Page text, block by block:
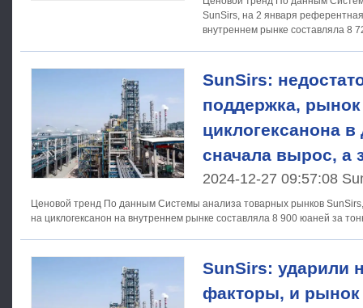
SunSirs, на 2 января
внутреннем рынке составляла 8
SunSirs:
поддержка, рынок
циклогексанона в
сначала вырос, а
2024-12-27 09:57:08
Ценовой тренд По данным Системы анализа товарных рынков SunSirs, 26 декабря рыночная цена
на циклогексанон на внутреннем рынке составляла 8 900 юаней за
SunSirs: ударили
факторы, и рынок